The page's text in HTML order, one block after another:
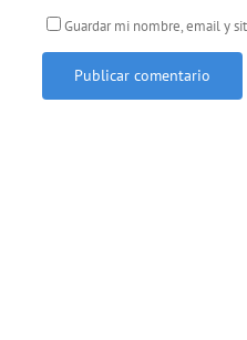
Guardar mi nombre, email y